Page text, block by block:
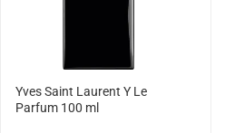
Yves Saint Laurent Y Le
Parfum 100 ml